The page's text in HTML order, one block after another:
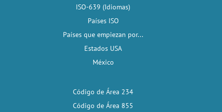
ISO-639 (Idiomas)
Países ISO
Países que empiezan por...
Estados USA
México
Código de Área 234
Código de Área 855